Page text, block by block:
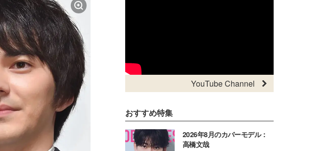
YouTube Channel
おすすめ特集
2026年8月のカバーモデル：
高橋文哉